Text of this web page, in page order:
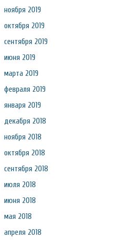
ноября 2019
октября 2019
сентября 2019
июня 2019
марта 2019
февраля 2019
января 2019
декабря 2018
ноября 2018
октября 2018
сентября 2018
июля 2018
июня 2018
мая 2018
апреля 2018